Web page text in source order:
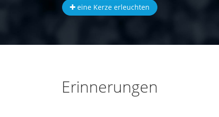
eine Kerze erleuchten
Erinnerungen